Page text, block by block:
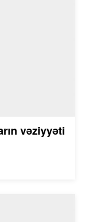
vəziyyəti